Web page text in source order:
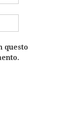
questo